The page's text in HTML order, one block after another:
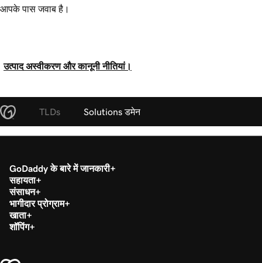
आपके पास जवाब है।
उत्पाद अस्वीकरण और कानूनी नीतियां।
TLDs Solutions डमेन
GoDaddy के बारे में जानकारी
सहायता
संसाधन
भागीदार प्रोग्राम
खाता
शॉपिंग